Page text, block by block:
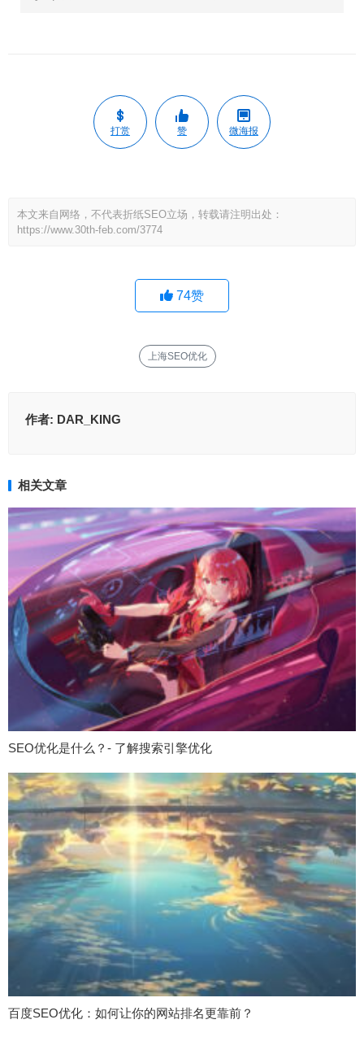
打赏 赞 微海报
本文来自网络，不代表折纸SEO立场，转载请注明出处：
https://www.30th-feb.com/3774
74赞
上海SEO优化
作者: DAR_KING
相关文章
SEO优化是什么？- 了解搜索引擎优化
百度SEO优化：如何让你的网站排名更靠前？